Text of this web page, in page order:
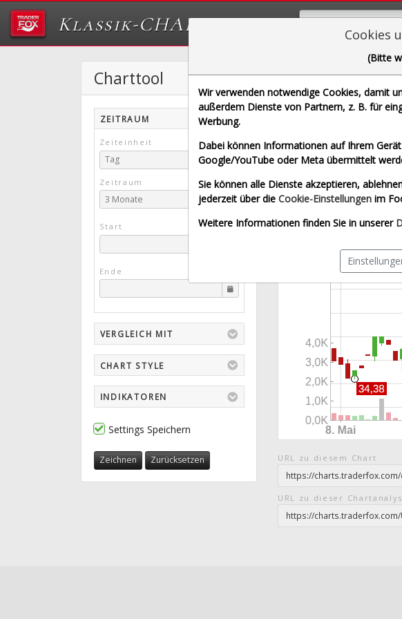
Klassik-CHARTTOOL
Lamb
[0L5 | WKN A2ATEK | ISIN
URL zu diesem Chart
URL zu dieser
Charttool
ZEITRAUM
Zeiteinheit
Tag
Zeitraum
3 Monate
Start
Ende
VERGLEICH MIT
CHART STYLE
INDIKATOREN
Settings Speichern
Zeichnen Zurücksetzen
Cookies
(Bitte
Wir verwenden notwendige Cookies, damit
außerdem Dienste von Partnern, z. B. für
Werbung.
Dabei können Informationen auf Ihrem
Google/YouTube oder Meta übermittelt
Sie können alle Dienste akzeptieren,
jederzeit über die Cookie-Einstellungen im
Weitere Informationen finden Sie in unserer